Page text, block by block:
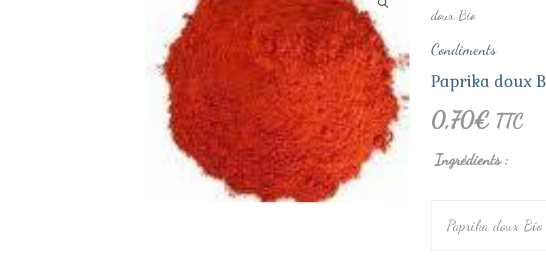
doux Bio
Condiments
Paprika doux
0,70€ TTC
Ingrédients:
Paprika doux Bio
de
Paprika
doux